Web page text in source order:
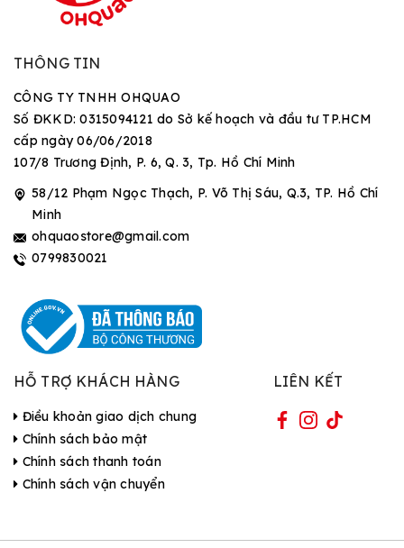
THÔNG TIN
CÔNG TY TNHH OHQUAO
Số ĐKKD: 0315094121 do Sở kế hoạch và đầu tư TP.HCM
cấp ngày 06/06/2018
107/8 Trương Định, P. 6, Q. 3, Tp. Hồ Chí Minh
58/12 Phạm Ngọc Thạch, P. Võ Thị Sáu, Q.3, TP. Hồ Chí
Minh
ohquaostore@gmail.com
0799830021
HỖ TRỢ KHÁCH HÀNG
Điều khoản giao dịch chung
Chính sách bảo mật
Chính sách thanh toán
Chính sách vận chuyển
LIÊN KẾT